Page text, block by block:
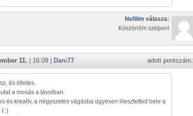
Nefilim válasza:
Köszönöm szépen!
adott pontszám:
11. | 16:09 | Dani77
és ötletes.
a mosás a távolban.
és kreatív, a négyszetes vágásba ügyesen illesztetted bele a
t :)